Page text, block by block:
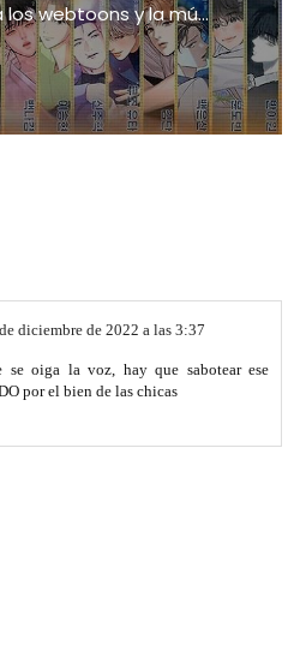
los webtoons y la mú...
diciembre de 2022 a las 3:37
se oiga la voz, hay que sabotear ese
por el bien de las chicas